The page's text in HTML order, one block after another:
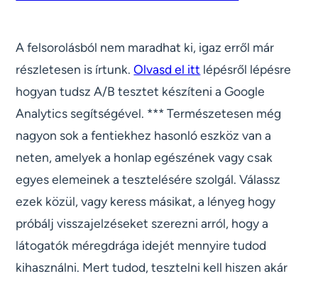
A felsorolásból nem maradhat ki, igaz erről már
részletesen is írtunk.Olvasd el itt lépésről lépésre
hogyan tudsz A/B tesztet készíteni a Google
Analytics segítségével. *** Természetesen még
nagyon sok a fentiekhez hasonló eszköz van a
neten, amelyek a honlap egészének vagy csak
egyes elemeinek a tesztelésére szolgál. Válassz
ezek közül, vagy keress másikat, a lényeg hogy
próbálj visszajelzéseket szerezni arról, hogy a
látogatók méregdrága idejét mennyire tudod
kihasználni. Mert tudod, tesztelni kell hiszen akár